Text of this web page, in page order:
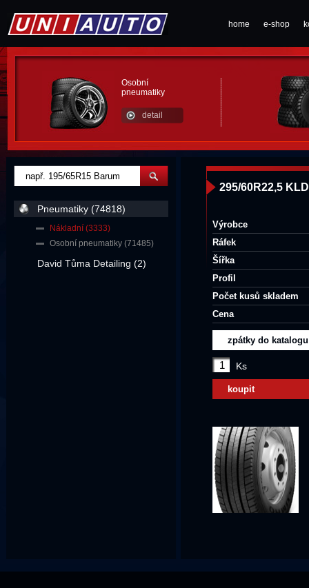
home e-shop
Osobní
pneumatiky
detail
295/60R22,5
Výrobce
Ráfek
Šířka
Profil
Počet kusů skladem
Cena
zpátky do katalogu
Ks
koupit
Pneumatiky (74818)
Nákladní (3333)
Osobní pneumatiky (71485)
David Tůma Detailing (2)